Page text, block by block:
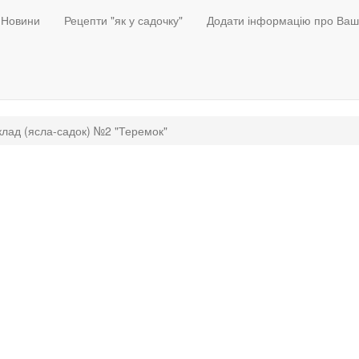
Новини Рецепти "як у садочку" Додати інформацію про
(ясла-садок) №2 "Теремок"